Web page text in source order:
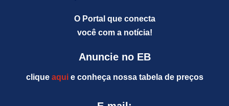
O Portal que conecta
você com a notícia!
Anuncie no EB
clique aquie conheça nossa tabela de preços